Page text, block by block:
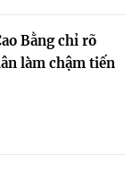
Bằng chỉ rõ
làm chậm tiến